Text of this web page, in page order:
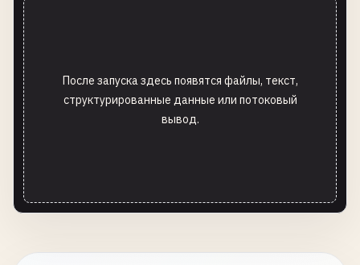
После запуска здесь появятся файлы, текст,
структурированные данные или потоковый
вывод.